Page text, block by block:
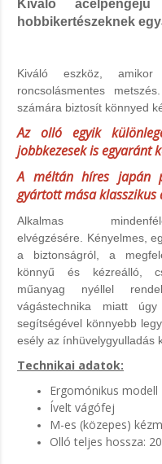
Kiváló
hobbikertészeknek
Kiváló eszköz,
roncsolásmentes
számára biztosít könnyed
Az olló egyik
jobbkezesek is egyaránt
A méltán híres japán
gyártott mása klasszikus
Alkalmas
elvégzésére. Kényelmes,
a biztonságról, a
könnyű és kézreálló,
műanyag nyéllel
vágástechnika miatt
segítségével könnyebb
esély az ínhüvelygyulladás
Technikai adatok:
Ergomónikus modell
Ívelt vágófej
M-es (közepes)
Olló teljes hossza: